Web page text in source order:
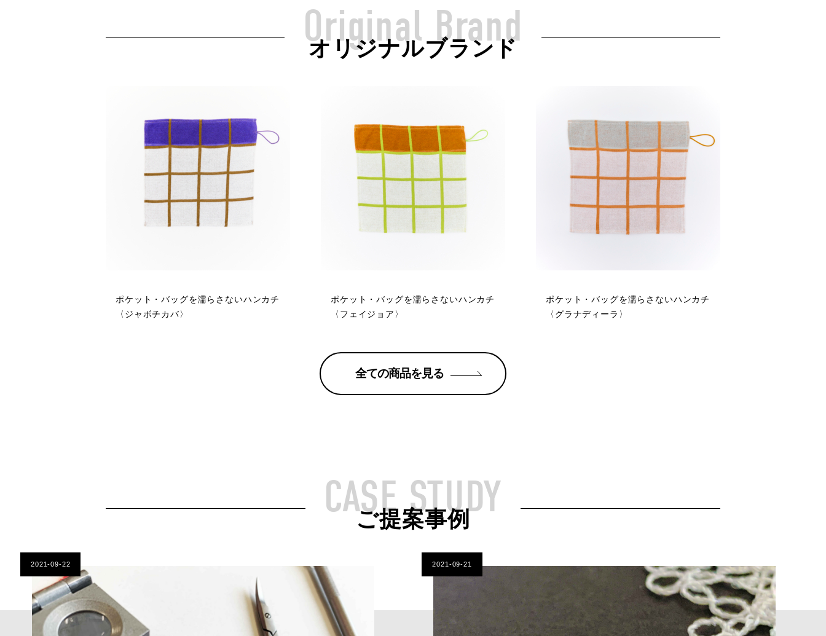
Original Brand
オリジナルブランド
ポケット・バッグを濡らさないハンカチ
〈ジャボチカバ〉
ポケット・バッグを濡らさないハンカチ
〈フェイジョア〉
ポケット・バッグを濡らさないハンカチ
〈グラナディーラ〉
全ての商品を見る
CASE STUDY
ご提案事例
2021-09-22 2021-09-21